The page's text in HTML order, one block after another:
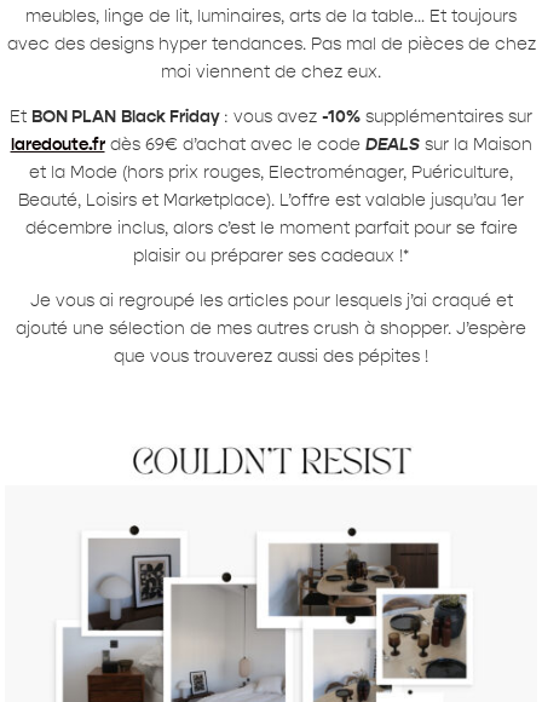
meubles, linge de lit, luminaires, arts de la table… Et toujours
avec des designs hyper tendances. Pas mal de pièces de chez
moi viennent de chez eux.
Et BON PLAN Black Friday : vous avez -10% supplémentaires sur
laredoute.frdès 69€ d’achat avec le code DEALSsur la Maison
et la Mode (hors prix rouges, Electroménager, Puériculture,
Beauté, Loisirs et Marketplace). L’offre est valable jusqu’au 1er
décembre inclus, alors c’est le moment parfait pour se faire
plaisir ou préparer ses cadeaux !*
Je vous ai regroupé les articles pour lesquels j’ai craqué et
ajouté une sélection de mes autres crush à shopper. J’espère
que vous trouverez aussi des pépites !